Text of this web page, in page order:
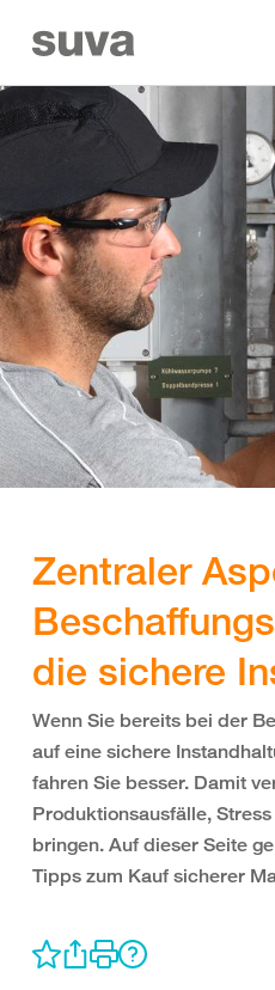
Zentraler
die sichere
Wenn Sie bereits bei der
auf eine sichere
fahren Sie besser. Damit
Produktionsausfälle,
bringen. Auf dieser Seite
Tipps zum Kauf sicherer